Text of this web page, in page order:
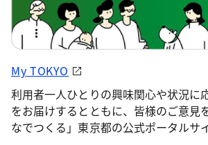
My TOKYO
利用者一人ひとりの興味関心や状況に
をお届けするとともに、皆様のご意見
なでつくる」東京都の公式ポータルサ